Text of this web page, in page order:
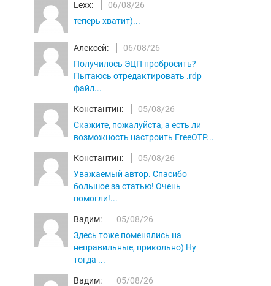
Lexx:
06/08/26
теперь хватит)...
Алексей:
06/08/26
Получилось ЭЦП пробросить?
Пытаюсь отредактировать .rdp
файл...
Константин:
05/08/26
Скажите, пожалуйста, а есть ли
возможность настроить FreeOTP...
Константин:
05/08/26
Уважаемый автор. Спасибо
большое за статью! Очень
помогли!...
Вадим:
05/08/26
Здесь тоже поменялись на
неправильные, прикольно) Ну
тогда ...
Вадим:
05/08/26